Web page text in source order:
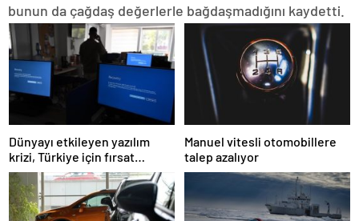
bunun da çağdaş değerlerle bağdaşmadığını kaydetti.
Dünyayı etkileyen yazılım
krizi, Türkiye için fırsat
barındırıyor
Manuel vitesli otomobillere
talep azalıyor